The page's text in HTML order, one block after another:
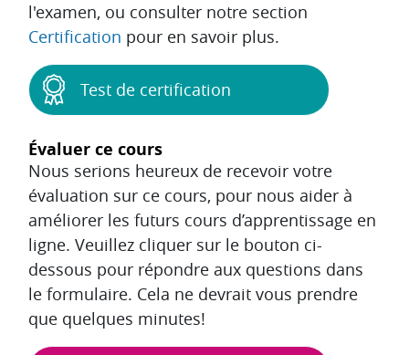
l'examen, ou consulter notre section
Certification pour en savoir plus.
Test de certification
Évaluer ce cours
Nous serions heureux de recevoir votre
évaluation sur ce cours, pour nous aider à
améliorer les futurs cours d’apprentissage en
ligne. Veuillez cliquer sur le bouton ci-
dessous pour répondre aux questions dans
le formulaire. Cela ne devrait vous prendre
que quelques minutes!